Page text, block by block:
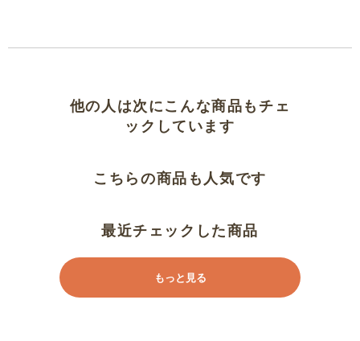
他の人は次にこんな商品もチェ
ックしています
こちらの商品も人気です
最近チェックした商品
もっと見る